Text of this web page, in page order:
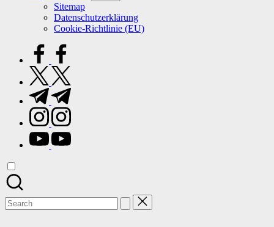
Sitemap
Datenschutzerklärung
Cookie-Richtlinie (EU)
facebook.com
twitter.com
t.me
instagram.com
youtube.com
Search
for: